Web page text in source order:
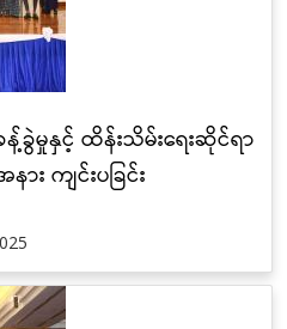
မှုနှင့် ထိန်းသိမ်းရေးဆိုင်ရာ
း ကျင်းပခြင်း